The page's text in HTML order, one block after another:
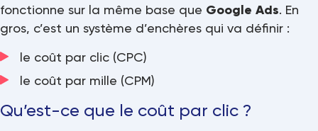
fonctionne sur la même base que Google Ads. En
gros, c’est un système d’enchères qui va définir :
le coût par clic (CPC)
le coût par mille (CPM)
Qu’est-ce que le coût par clic ?